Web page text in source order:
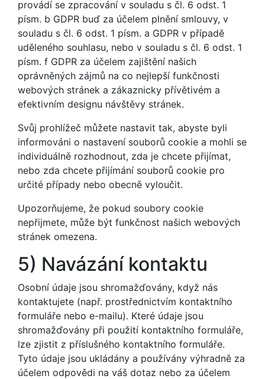
provádí se zpracování v souladu s čl. 6 odst. 1
písm. b GDPR buď za účelem plnění smlouvy, v
souladu s čl. 6 odst. 1 písm. a GDPR v případě
uděleného souhlasu, nebo v souladu s čl. 6 odst. 1
písm. f GDPR za účelem zajištění našich
oprávněných zájmů na co nejlepší funkčnosti
webových stránek a zákaznicky přívětivém a
efektivním designu návštěvy stránek.
Svůj prohlížeč můžete nastavit tak, abyste byli
informováni o nastavení souborů cookie a mohli se
individuálně rozhodnout, zda je chcete přijímat,
nebo zda chcete přijímání souborů cookie pro
určité případy nebo obecně vyloučit.
Upozorňujeme, že pokud soubory cookie
nepřijmete, může být funkčnost našich webových
stránek omezena.
5) Navázání kontaktu
Osobní údaje jsou shromažďovány, když nás
kontaktujete (např. prostřednictvím kontaktního
formuláře nebo e-mailu). Které údaje jsou
shromažďovány při použití kontaktního formuláře,
lze zjistit z příslušného kontaktního formuláře.
Tyto údaje jsou ukládány a používány výhradně za
účelem odpovědi na váš dotaz nebo za účelem